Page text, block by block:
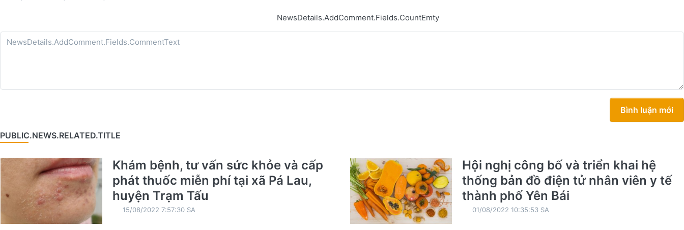
NewsDetails.AddComment.Fields.CountEmty
Bình luận mới
PUBLIC.NEWS.RELATED.TITLE
Khám bệnh, tư vấn sức khỏe và cấp
phát thuốc miễn phí tại xã Pá Lau,
huyện Trạm Tấu
15/08/2022 7:57:30 SA
Hội nghị công bố và triển khai hệ
thống bản đồ điện tử nhân viên y tế
thành phố Yên Bái
01/08/2022 10:35:53 SA